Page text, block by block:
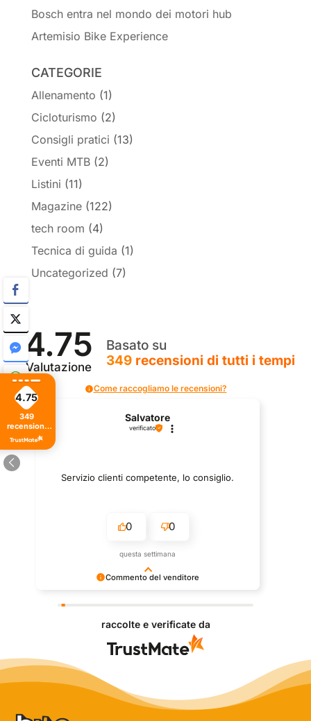
Bosch entra nel mondo dei motori hub
Artemisio Bike Experience
CATEGORIE
Allenamento (1)
Cicloturismo (2)
Consigli pratici (13)
Eventi MTB(2)
Listini (11)
Magazine(122)
tech room (4)
Tecnica di guida (1)
Uncategorized (7)
4.75
Valutazione
Basato su
349recensioni di tutti i tempi
Come raccogliamo le recensioni?
Commento del venditore
servizio giusto a clienti così fantastici. Grazie
Salvatore
verificato
Servizio clienti competente, lo consiglio.
0 0
questa settimana
raccolte e verificate da
4.75
349
recensioni
di tutti i
tempi